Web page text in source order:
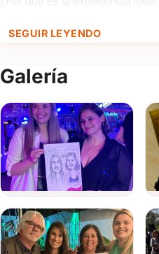
Integración para todas las
una dinámica espontánea
Ritmo ágil y sin filas
minutos por persona). La
descanso, integrándose
Un recuerdo de autor para
técnicas de lápiz y carbonilla,
un formato de 25 x 35 cm;
cuarto al llegar a casa.
SEGUIR LEYENDO
Galería